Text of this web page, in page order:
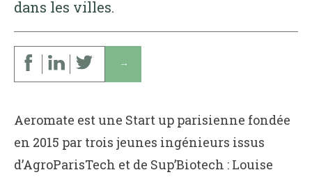
dans les villes.
↓
Aeromate est une Start up parisienne fondée
en 2015 par trois jeunes ingénieurs issus
d’AgroParisTech et de Sup’Biotech : Louise